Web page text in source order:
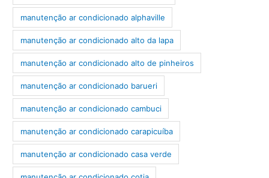
manutenção ar condicionado alphaville
manutenção ar condicionado alto da lapa
manutenção ar condicionado alto de pinheiros
manutenção ar condicionado barueri
manutenção ar condicionado cambuci
manutenção ar condicionado carapicuíba
manutenção ar condicionado casa verde